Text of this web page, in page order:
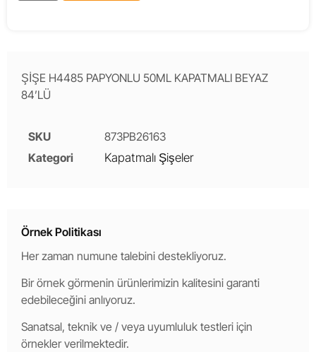
ŞİŞE H4485 PAPYONLU 50ML KAPATMALI BEYAZ
84’LÜ
SKU
873PB26163
Kategori
Kapatmalı Şişeler
Örnek Politikası
Her zaman numune talebini destekliyoruz.
Bir örnek görmenin ürünlerimizin kalitesini garanti
edebileceğini anlıyoruz.
Sanatsal, teknik ve / veya uyumluluk testleri için
örnekler verilmektedir.